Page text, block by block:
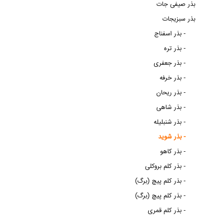
بذر صیفی جات
بذر سبزیجات
بذر اسفناج -
بذر تره -
بذر جعفری -
بذر خرفه -
بذر ریحان -
بذر شاهی -
بذر شنبلیله -
بذر شوید -
بذر کاهو -
بذر کلم بروکلی -
بذر کلم پیچ (برگ) -
بذر کلم پیچ (برگ) -
بذر کلم قمری -